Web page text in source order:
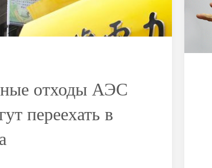
отходы АЭС
переехать в